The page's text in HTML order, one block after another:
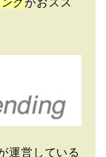
グ がおスス
運営している